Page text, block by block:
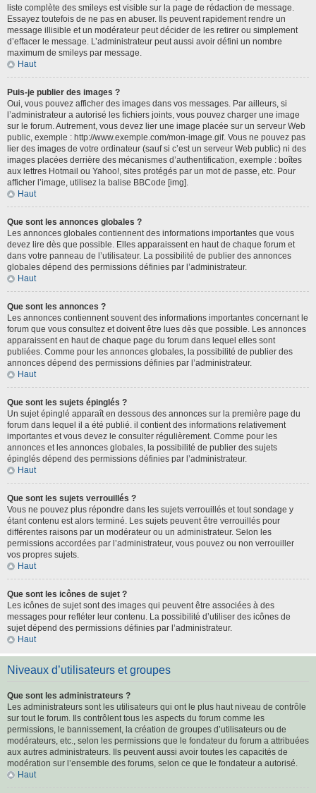
liste complète des smileys est visible sur la page de rédaction de message.
Essayez toutefois de ne pas en abuser. Ils peuvent rapidement rendre un
message illisible et un modérateur peut décider de les retirer ou simplement
d’effacer le message. L’administrateur peut aussi avoir défini un nombre
maximum de smileys par message.
Haut
Puis-je publier des images ?
Oui, vous pouvez afficher des images dans vos messages. Par ailleurs, si
l’administrateur a autorisé les fichiers joints, vous pouvez charger une image
sur le forum. Autrement, vous devez lier une image placée sur un serveur Web
public, exemple : http://www.exemple.com/mon-image.gif. Vous ne pouvez pas
lier des images de votre ordinateur (sauf si c’est un serveur Web public) ni des
images placées derrière des mécanismes d’authentification, exemple : boîtes
aux lettres Hotmail ou Yahoo!, sites protégés par un mot de passe, etc. Pour
afficher l’image, utilisez la balise BBCode [img].
Haut
Que sont les annonces globales ?
Les annonces globales contiennent des informations importantes que vous
devez lire dès que possible. Elles apparaissent en haut de chaque forum et
dans votre panneau de l’utilisateur. La possibilité de publier des annonces
globales dépend des permissions définies par l’administrateur.
Haut
Que sont les annonces ?
Les annonces contiennent souvent des informations importantes concernant le
forum que vous consultez et doivent être lues dès que possible. Les annonces
apparaissent en haut de chaque page du forum dans lequel elles sont
publiées. Comme pour les annonces globales, la possibilité de publier des
annonces dépend des permissions définies par l’administrateur.
Haut
Que sont les sujets épinglés ?
Un sujet épinglé apparaît en dessous des annonces sur la première page du
forum dans lequel il a été publié. il contient des informations relativement
importantes et vous devez le consulter régulièrement. Comme pour les
annonces et les annonces globales, la possibilité de publier des sujets
épinglés dépend des permissions définies par l’administrateur.
Haut
Que sont les sujets verrouillés ?
Vous ne pouvez plus répondre dans les sujets verrouillés et tout sondage y
étant contenu est alors terminé. Les sujets peuvent être verrouillés pour
différentes raisons par un modérateur ou un administrateur. Selon les
permissions accordées par l’administrateur, vous pouvez ou non verrouiller
vos propres sujets.
Haut
Que sont les icônes de sujet ?
Les icônes de sujet sont des images qui peuvent être associées à des
messages pour refléter leur contenu. La possibilité d’utiliser des icônes de
sujet dépend des permissions définies par l’administrateur.
Haut
Niveaux d’utilisateurs et groupes
Que sont les administrateurs ?
Les administrateurs sont les utilisateurs qui ont le plus haut niveau de contrôle
sur tout le forum. Ils contrôlent tous les aspects du forum comme les
permissions, le bannissement, la création de groupes d’utilisateurs ou de
modérateurs, etc., selon les permissions que le fondateur du forum a attribuées
aux autres administrateurs. Ils peuvent aussi avoir toutes les capacités de
modération sur l’ensemble des forums, selon ce que le fondateur a autorisé.
Haut